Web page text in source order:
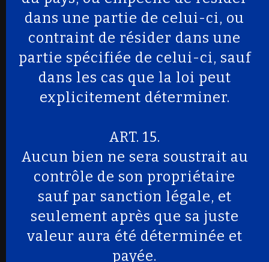
dans une partie de celui-ci, ou
contraint de résider dans une
partie spécifiée de celui-ci, sauf
dans les cas que la loi peut
explicitement déterminer.
ART. 15.
Aucun bien ne sera soustrait au
contrôle de son propriétaire
sauf par sanction légale, et
seulement après que sa juste
valeur aura été déterminée et
payée.